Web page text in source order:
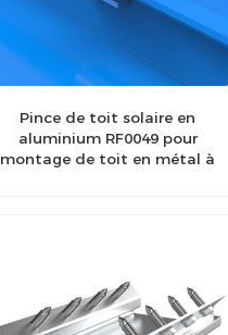
Pince de toit solaire en
aluminium RF0049 pour
montage de toit en métal à